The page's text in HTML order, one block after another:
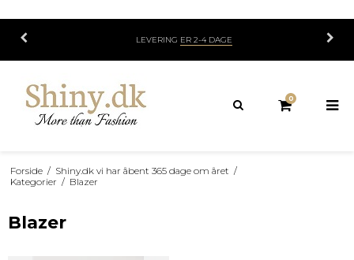
LEVERING ER 2-4 DAGE
0
Forside / Shiny.dk vi har åbent 365 dage om året /
Kategorier / Blazer
Blazer